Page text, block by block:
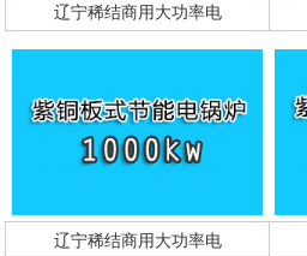
辽宁稀结商用大功率电
辽宁稀结商用大功率电